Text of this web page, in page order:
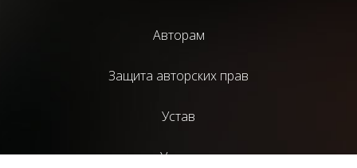
Авторам
Защита авторских прав
Устав
Услуги